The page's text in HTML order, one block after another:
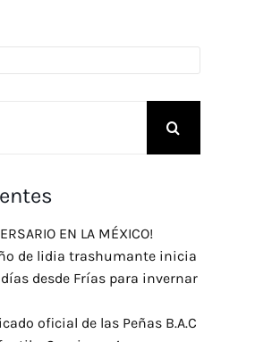
EN LA MÉXICO!
de lidia trashumante inicia
desde Frías para invernar
oficial de las Peñas B.A.C